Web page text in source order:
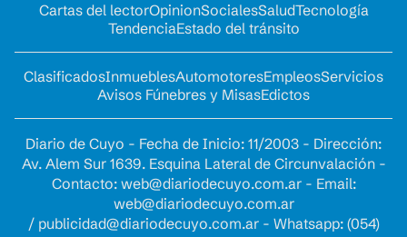
Cartas del lectorOpinionSocialesSaludTecnología
TendenciaEstado del tránsito
ClasificadosInmueblesAutomotoresEmpleosServicios
Avisos Fúnebres y MisasEdictos
Diario de Cuyo - Fecha de Inicio: 11/2003 - Dirección:
Av. Alem Sur 1639. Esquina Lateral de Circunvalación -
Contacto: web@diariodecuyo.com.ar- Email:
web@diariodecuyo.com.ar
/ publicidad@diariodecuyo.com.ar- Whatsapp: (054)